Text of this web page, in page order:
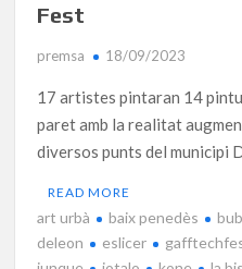
Fest
premsa 18/09/2023
17 artistes pintaran 14
paret amb la realitat
diversos punts del municipi
READ MORE
art urbà baix penedès
deleon
eslicer